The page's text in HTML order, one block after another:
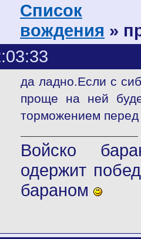
Список
вождения »
да ладно.Если с
проще на ней
торможением
Войско
одержит
бараном